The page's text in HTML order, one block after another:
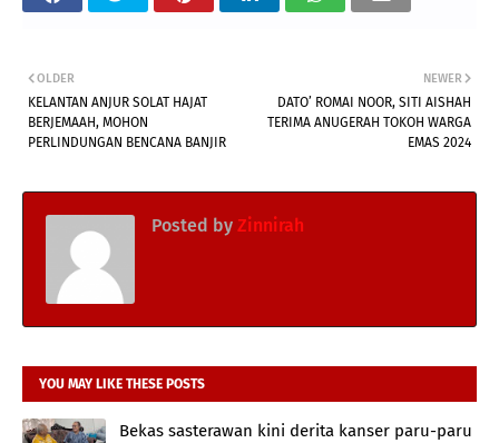
NEWER
DATO’ ROMAI NOOR, SITI AISHAH
TERIMA ANUGERAH TOKOH WARGA
EMAS 2024
OLDER
KELANTAN ANJUR SOLAT HAJAT
BERJEMAAH, MOHON
PERLINDUNGAN BENCANA BANJIR
Posted by Zinnirah
YOU MAY LIKE THESE POSTS
Bekas sasterawan kini derita kanser paru-paru